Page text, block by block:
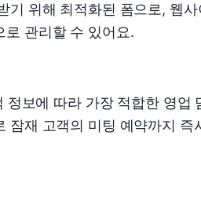
위해 최적화된 폼으로, 웹
로 관리할 수 있어요.
보에 따라 가장 적합한 영업
잠재 고객의 미팅 예약까지 즉